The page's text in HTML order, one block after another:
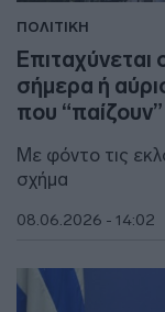
ΠΟΛΙΤΙΚΗ
Επιταχύνεται
σήμερα ή
που “παίζουν”
Με φόντο τις
σχήμα
08.06.2026 - 14:02